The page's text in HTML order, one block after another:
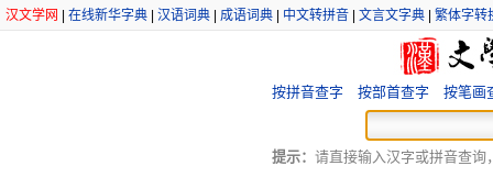
汉文学网 在线新华字典 汉语词典 成语词典 中文转拼音 文言文字典 繁体字转
按拼音查字 按部首查字 按笔画
提示： 请直接输入汉字或拼音查询